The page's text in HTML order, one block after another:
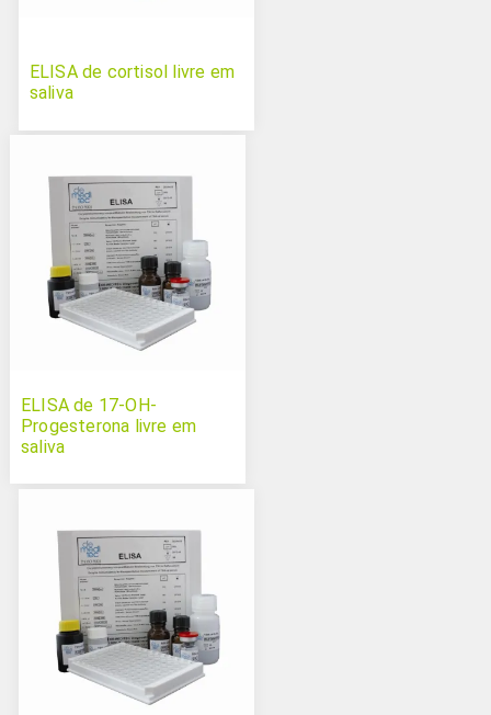
ELISA de cortisol livre em
saliva
ELISA de 17-OH-
Progesterona livre em
saliva